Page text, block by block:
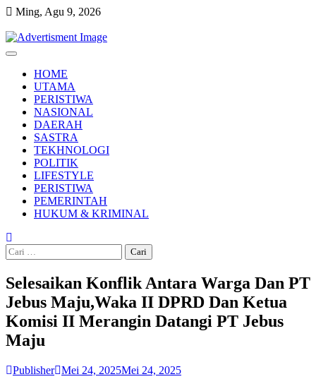
Skip
content
Ming, Agu 9, 2026
HOME
UTAMA
PERISTIWA
NASIONAL
DAERAH
SASTRA
TEKHNOLOGI
POLITIK
LIFESTYLE
PERISTIWA
PEMERINTAH
HUKUM & KRIMINAL
Cari
untuk:
Selesaikan Konflik Antara Warga Dan PT
Jebus Maju,Waka II DPRD Dan Ketua
Komisi II Merangin Datangi PT Jebus
Maju
Publisher Mei 24, 2025Mei 24, 2025